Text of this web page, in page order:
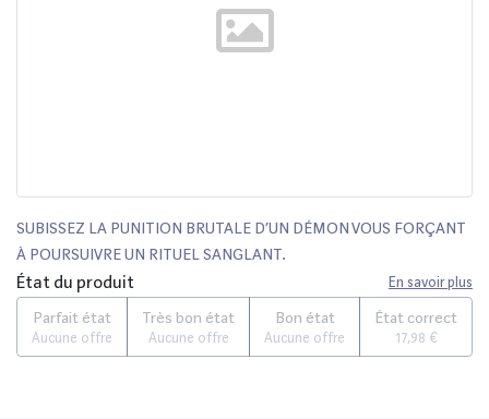
SUBISSEZ LA PUNITION BRUTALE D’UN DÉMON VOUS FORÇANT
À POURSUIVRE UN RITUEL SANGLANT.
État du produit En savoir plus
Parfait état
Aucune offre
Très bon état
Aucune offre
Bon état
Aucune offre
État correct
17,98 €